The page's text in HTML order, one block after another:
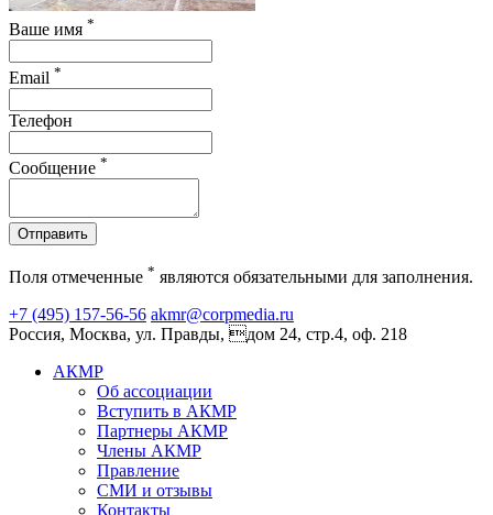
Ваше имя *
Email *
Телефон
Сообщение *
Отправить
Поля отмеченные * являются обязательными для заполнения.
+7 (495) 157-56-56 akmr@corpmedia.ru
Россия, Москва, ул. Правды, дом 24, стр.4, оф. 218
АКМР
Об ассоциации
Вступить в АКМР
Партнеры АКМР
Члены АКМР
Правление
СМИ и отзывы
Контакты